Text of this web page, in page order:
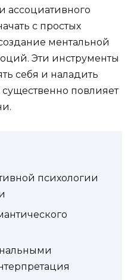
ассоциативного
с простых
ментальной
Эти инструменты
себя и наладить
повлияет
психологии